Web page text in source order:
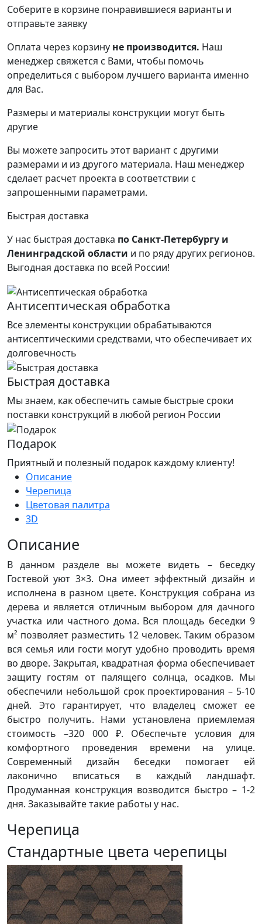
Соберите в корзине понравившиеся варианты и
отправьте заявку
Оплата через корзину не производится. Наш
менеджер свяжется с Вами, чтобы помочь
определиться с выбором лучшего варианта именно
для Вас.
Размеры и материалы конструкции могут быть
другие
Вы можете запросить этот вариант с другими
размерами и из другого материала. Наш менеджер
сделает расчет проекта в соответствии с
запрошенными параметрами.
Быстрая доставка
У нас быстрая доставка по Санкт-Петербургу и
Ленинградской области и по ряду других регионов.
Выгодная доставка по всей России!
Антисептическая обработка
Все элементы конструкции обрабатываются
антисептическими средствами, что обеспечивает их
долговечность
Быстрая доставка
Мы знаем, как обеспечить самые быстрые сроки
поставки конструкций в любой регион России
Подарок
Приятный и полезный подарок каждому клиенту!
Описание
Черепица
Цветовая палитра
3D
Описание
В данном разделе вы можете видеть – беседку
Гостевой уют 3×3. Она имеет эффектный дизайн и
исполнена в разном цвете. Конструкция собрана из
дерева и является отличным выбором для дачного
участка или частного дома. Вся площадь беседки 9
м² позволяет разместить 12 человек. Таким образом
вся семья или гости могут удобно проводить время
во дворе. Закрытая, квадратная форма обеспечивает
защиту гостям от палящего солнца, осадков. Мы
обеспечили небольшой срок проектирования – 5-10
дней. Это гарантирует, что владелец сможет ее
быстро получить. Нами установлена приемлемая
стоимость –320 000 ₽. Обеспечьте условия для
комфортного проведения времени на улице.
Современный дизайн беседки помогает ей
лаконично вписаться в каждый ландшафт.
Продуманная конструкция возводится быстро – 1-2
дня. Заказывайте такие работы у нас.
Черепица
Стандартные цвета черепицы